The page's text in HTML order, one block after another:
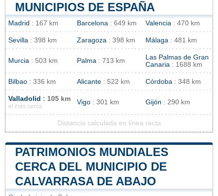
MUNICIPIOS DE ESPAÑA
Madrid : 167 km Barcelona : 649 km Valencia : 470 km
Sevilla : 398 km Zaragoza : 398 km Málaga : 481 km
Murcia : 503 km Palma : 713 km
Las Palmas de Gran
Canaria : 1688 km
Bilbao : 336 km Alicante : 522 km Córdoba : 348 km
Valladolid : 105 km
el más cerca
Vigo : 301 km Gijón : 290 km
Distancia calculada en línea recta
PATRIMONIOS MUNDIALES
CERCA DEL MUNICIPIO DE
CALVARRASA DE ABAJO